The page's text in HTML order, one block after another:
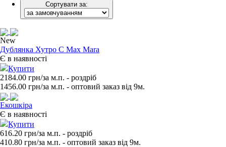
Сортувати за:
New
Дублянка Хутро С Max Mara
Є в наявності
Купити
2184.00 грн/за м.п. - роздрiб
1456.00 грн/за м.п. - оптовий заказ вiд 9м.
Екошкіра
Є в наявності
Купити
616.20 грн/за м.п. - роздрiб
410.80 грн/за м.п. - оптовий заказ вiд 9м.